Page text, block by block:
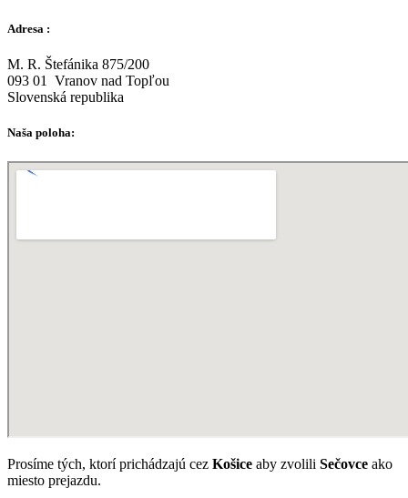
Adresa :
M. R. Štefánika 875/200
093 01 Vranov nad Topľou
Slovenská republika
Naša poloha:
Prosíme tých, ktorí prichádzajú cez Košice aby zvolili Sečovce ako
miesto prejazdu.